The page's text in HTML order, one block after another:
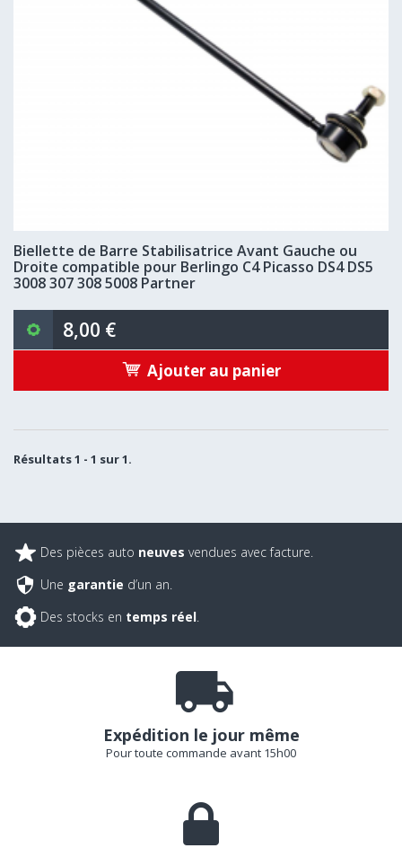
Biellette de Barre Stabilisatrice Avant Gauche ou
Droite compatible pour Berlingo C4 Picasso DS4 DS5
3008 307 308 5008 Partner
8,00 €
Ajouter au panier
Résultats 1 - 1 sur 1.
Des pièces auto neuves vendues avec facture.
Une garantie d’un an.
Des stocks en temps réel.
Expédition le jour même
Pour toute commande avant 15h00